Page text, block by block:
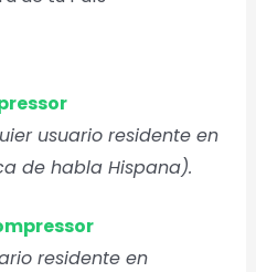
usuario residente en
de habla Hispana).
residente en